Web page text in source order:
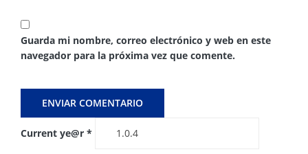
Guarda mi nombre, correo electrónico y web en este
navegador para la próxima vez que comente.
Current ye@r *